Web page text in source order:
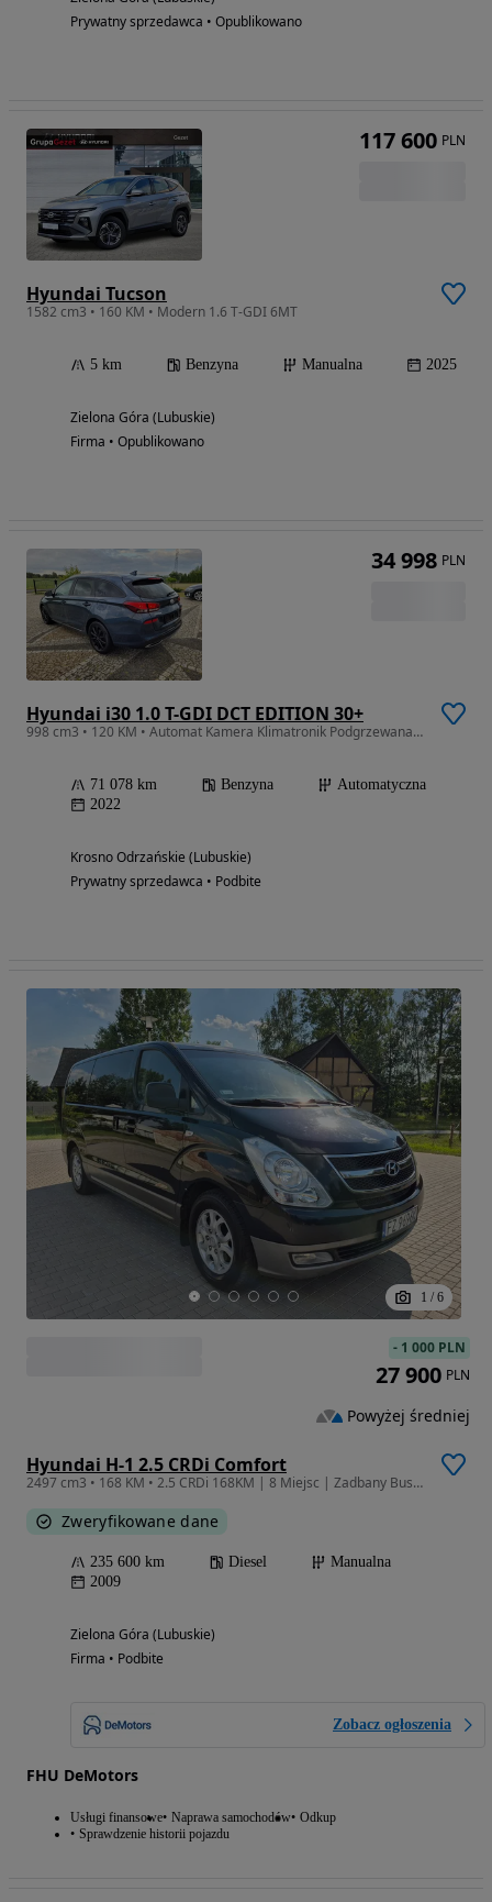
Prywatny sprzedawca • Opublikowano
Hyundai Tucson
1582 cm3 • 160 KM • Modern 1.6 T-GDI 6MT
5 km Benzyna Manualna 2025
Zielona Góra (Lubuskie)
Firma • Opublikowano
117 600 PLN
Hyundai i30 1.0 T-GDI DCT EDITION 30+
998 cm3 • 120 KM • Automat Kamera Klimatronik Podgrzewana Kierownica-Fotele z Niemiec
71 078 km Benzyna
Automatyczna
2022
Krosno Odrzańskie (Lubuskie)
Prywatny sprzedawca • Podbite
34 998 PLN
1 / 6
Hyundai H-1 2.5 CRDi Comfort
2497 cm3 • 168 KM • 2.5 CRDi 168KM | 8 Miejsc | Zadbany Bus | Hak
Zweryfikowane dane
235 600 km Diesel
Manualna
2009
Zielona Góra (Lubuskie)
Firma • Podbite
Zobacz ogłoszenia
FHU DeMotors
Usługi finansowe Naprawa samochodów Odkup
Sprawdzenie historii pojazdu
- 1 000 PLN
27 900 PLN
Powyżej średniej